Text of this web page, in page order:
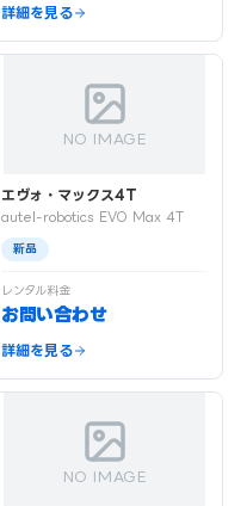
詳細を見る
NO IMAGE
エヴォ・マックス4T
autel-robotics EVO Max 4T
新品
レンタル料金
お問い合わせ
詳細を見る
NO IMAGE